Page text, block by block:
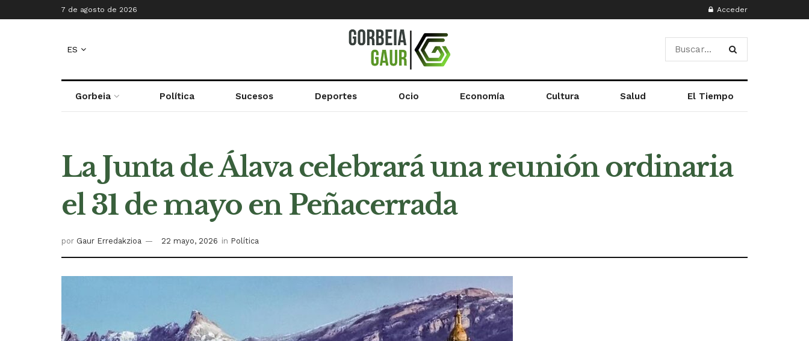
7 de agosto de 2026 Acceder
ES
Gorbeia Política Sucesos Deportes Ocio Economía Cultura Salud El Tiempo
La Junta de Álava celebrará una reunión ordinaria
el 31 de mayo en Peñacerrada
por Gaur Erredakzioa 22 mayo, 2026 in Política